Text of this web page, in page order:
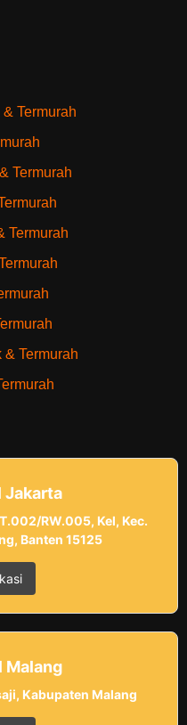
Termurah
Termurah
Termurah
& Termurah
Jakarta
RW.005, Kel, Kec.
Banten 15125
Malang
Kabupaten Malang